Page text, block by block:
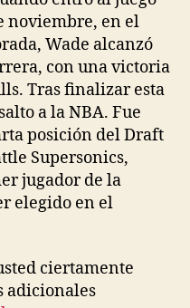
noviembre, en el
Wade alcanzó
con una victoria
Tras finalizar esta
a la NBA. Fue
posición del Draft
Supersonics,
jugador de la
elegido en el
ciertamente
adicionales